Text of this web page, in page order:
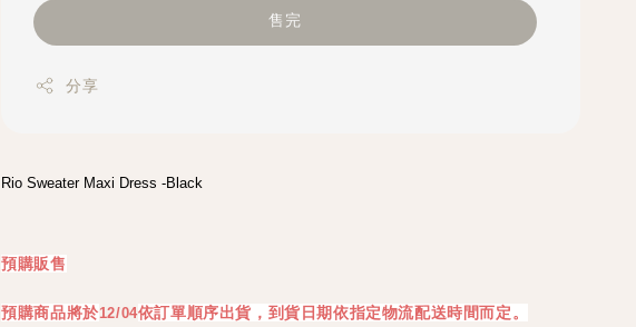
售完
分享
預購販售
預購商品將於12/04依訂單順序出貨，到貨日期依指定物流配送時間而定。